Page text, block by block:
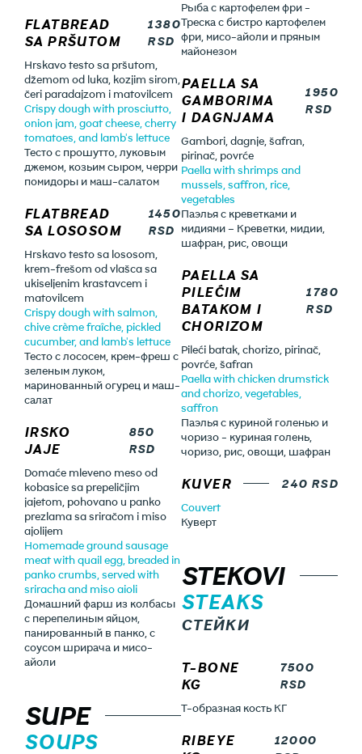
FLATBREAD
SA PRŠUTOM
1380
RSD
Hrskavo testo sa pršutom,
džemom od luka, kozjim sirom,
čeri paradajzom i matovilcem
Crispy dough with prosciutto,
onion jam, goat cheese, cherry
tomatoes, and lamb's lettuce
Тесто с прошутто, луковым
джемом, козьим сыром, черри
помидоры и маш-салатом
FLATBREAD
SA LOSOSOM
1450
RSD
Hrskavo testo sa lososom,
krem-frešom od vlašca sa
ukiseljenim krastavcem i
matovilcem
Crispy dough with salmon,
chive crème fraîche, pickled
cucumber, and lamb's lettuce
Тесто с лососем, крем-фреш с
зеленым луком,
маринованный огурец и маш-
салат
IRSKO
JAJE
850
RSD
Domaće mleveno meso od
kobasice sa prepeličjim
jajetom, pohovano u panko
prezlama sa sriračom i miso
ajolijem
Homemade ground sausage
meat with quail egg, breaded in
panko crumbs, served with
sriracha and miso aioli
Домашний фарш из колбасы
с перепелиным яйцом,
панированный в панко, с
соусом шрирача и мисо-
айоли
SUPE
SOUPS
Рыба с картофелем фри -
Треска с бистро картофелем
фри, мисо-айоли и пряным
майонезом
PAELLA SA
GAMBORIMA
I DAGNJAMA
1950
RSD
Gambori, dagnje, šafran,
pirinač, povrće
Paella with shrimps and
mussels, saffron, rice,
vegetables
Паэлья с креветками и
мидиями – Креветки, мидии,
шафран, рис, овощи
PAELLA SA
PILEĆIM
BATAKOM I
CHORIZOM
1780
RSD
Pileći batak, chorizo, pirinač,
povrće, šafran
Paella with chicken drumstick
and chorizo, vegetables,
saffron
Паэлья с куриной голенью и
чоризо - куриная голень,
чоризо, рис, овощи, шафран
KUVER 240 RSD
Couvert
Куверт
STEKOVI
STEAKS
СТЕЙКИ
T-BONE
KG
7500
RSD
Т-образная кость КГ
RIBEYE
12000